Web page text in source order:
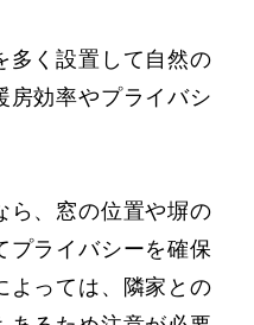
多く設置して自然の
房効率やプライバシ
ら、窓の位置や塀の
プライバシーを確保
よっては、隣家との